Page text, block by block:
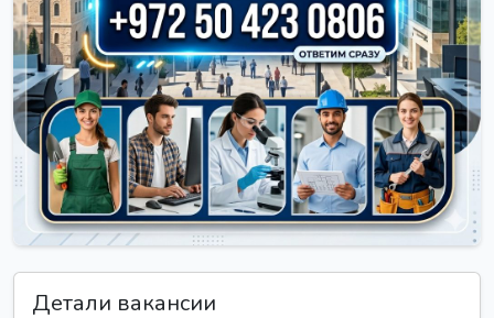
Детали вакансии